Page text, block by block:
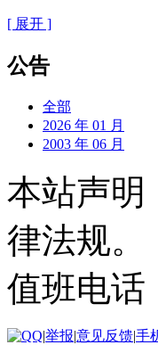
[ 展开 ]
公告
全部
2026 年 01 月
2003 年 06 月
本站声明
律法规。
值班电
|举报|意见反馈|手